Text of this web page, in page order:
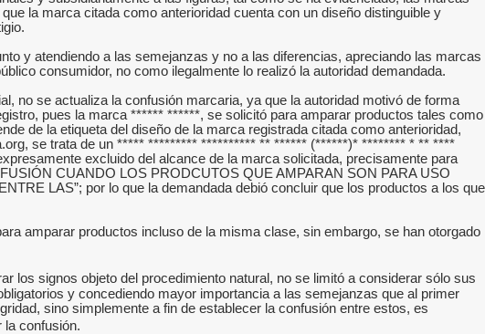
la marca citada como anterioridad cuenta con un diseño distinguible y
y atendiendo a las semejanzas y no a las diferencias, apreciando las marcas
consumidor, no como ilegalmente lo realizó la autoridad demandada.
no se actualiza la confusión marcaria, ya que la autoridad motivó de forma
pues la marca ****** ******, se solicitó para amparar productos tales como
de la etiqueta del diseño de la marca registrada citada como anterioridad,
se trata de un ***** ********* ********** ** ****** (******)* ******** * ** ****
excluido del alcance de la marca solicitada, precisamente para
CUANDO LOS PRODCUTOS QUE AMPARAN SON PARA USO
LAS”; por lo que la demandada debió concluir que los productos a los que
amparar productos incluso de la misma clase, sin embargo, se han otorgado
los signos objeto del procedimiento natural, no se limitó a considerar sólo sus
y concediendo mayor importancia a las semejanzas que al primer
sino simplemente a fin de establecer la confusión entre estos, es
la confusión.